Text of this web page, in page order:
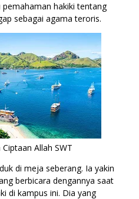
hakiki tentang
sebagai agama teroris.
Allah SWT
di meja seberang. Ia yakin
berbicara dengannya saat
di kampus ini. Dia yang